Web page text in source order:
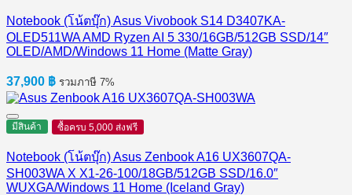
Notebook (โน้ตบุ๊ก) Asus Vivobook S14 D3407KA-
OLED511WA AMD Ryzen AI 5 330/16GB/512GB SSD/14″
OLED/AMD/Windows 11 Home (Matte Gray)
37,900 ฿ รวมภาษี 7%
มีสินค้า ซื้อครบ 5,000 ส่งฟรี
Notebook (โน้ตบุ๊ก) Asus Zenbook A16 UX3607QA-
SH003WA X X1-26-100/18GB/512GB SSD/16.0″
WUXGA/Windows 11 Home (Iceland Gray)